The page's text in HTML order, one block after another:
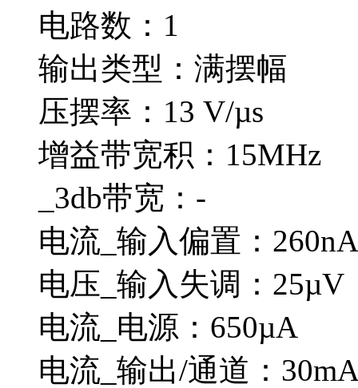
电路数：1
输出类型：满摆幅
压摆率：13 V/µs
增益带宽积：15MHz
_3db带宽：-
电流_输入偏置：260nA
电压_输入失调：25µV
电流_电源：650µA
电流_输出/通道：